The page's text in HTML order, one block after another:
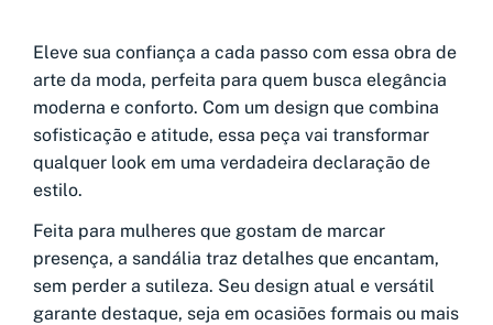
Eleve sua confiança a cada passo com essa obra de
arte da moda, perfeita para quem busca elegância
moderna e conforto. Com um design que combina
sofisticação e atitude, essa peça vai transformar
qualquer look em uma verdadeira declaração de
estilo.
Feita para mulheres que gostam de marcar
presença, a sandália traz detalhes que encantam,
sem perder a sutileza. Seu design atual e versátil
garante destaque, seja em ocasiões formais ou mais